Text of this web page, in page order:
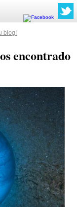
blog!
encontrado